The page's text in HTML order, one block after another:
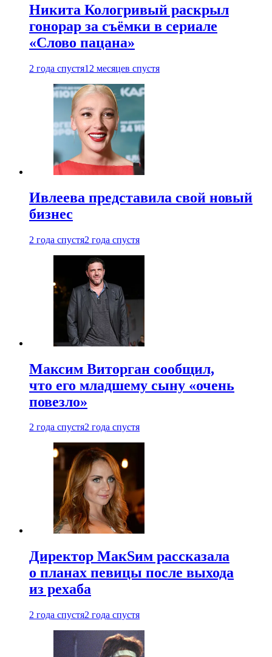
Никита Кологривый раскрыл
гонорар за съёмки в сериале
«Слово пацана»
2 года спустя12 месяцев спустя
Ивлеева представила свой новый
бизнес
2 года спустя2 года спустя
Максим Виторган сообщил,
что его младшему сыну «очень
повезло»
2 года спустя2 года спустя
Директор МакSим рассказала
о планах певицы после выхода
из рехаба
2 года спустя2 года спустя